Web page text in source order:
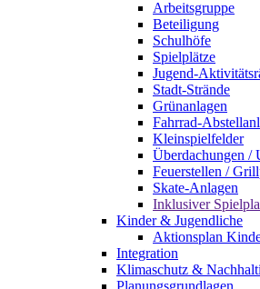
Arbeitsgruppe
Beteiligung
Schulhöfe
Spielplätze
Jugend-
Stadt-Strände
Grünanlagen
Fahrrad-
Kleinspielfelder
Überdachungen /
Feuerstellen /
Skate-Anlagen
Inklusiver
Kinder & Jugendliche
Aktionsplan
Integration
Klimaschutz &
Planungsgrundlagen